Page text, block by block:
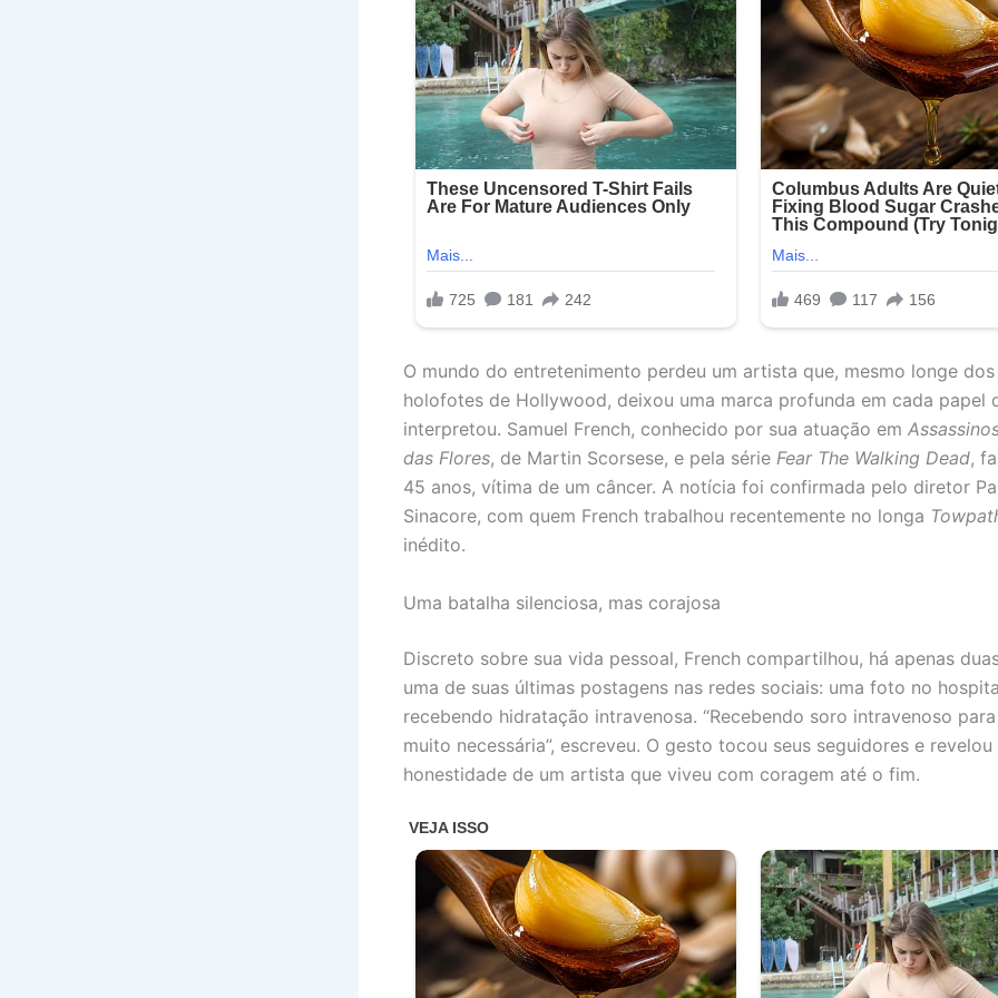
O mundo do entretenimento perdeu um artista que, mesmo longe
holofotes de Hollywood, deixou uma marca profunda em cada papel
interpretou. Samuel French, conhecido por sua atuação em
das Flores, de Martin Scorsese, e pela série Fear The Walking Dead,
45 anos, vítima de um câncer. A notícia foi confirmada pelo diretor
Sinacore, com quem French trabalhou recentemente no longa
inédito.
Uma batalha silenciosa, mas corajosa
Discreto sobre sua vida pessoal, French compartilhou, há apenas
uma de suas últimas postagens nas redes sociais: uma foto no
recebendo hidratação intravenosa. “Recebendo soro intravenoso
muito necessária”, escreveu. O gesto tocou seus seguidores e revelou
honestidade de um artista que viveu com coragem até o fim.